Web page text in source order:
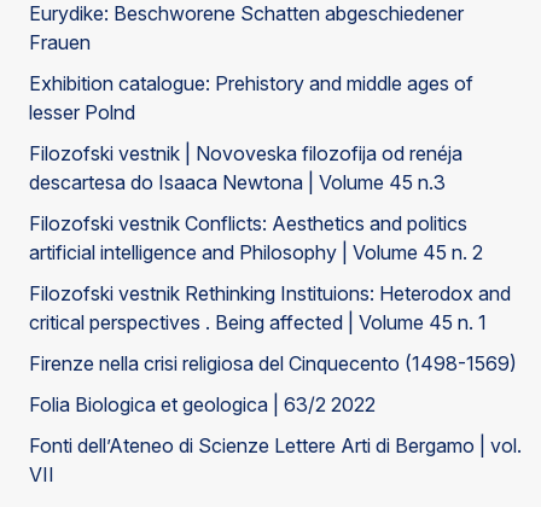
Eurydike: Beschworene Schatten abgeschiedener
Frauen
Exhibition catalogue: Prehistory and middle ages of
lesser Polnd
Filozofski vestnik | Novoveska filozofija od renéja
descartesa do Isaaca Newtona | Volume 45 n.3
Filozofski vestnik Conflicts: Aesthetics and politics
artificial intelligence and Philosophy | Volume 45 n. 2
Filozofski vestnik Rethinking Instituions: Heterodox and
critical perspectives . Being affected | Volume 45 n. 1
Firenze nella crisi religiosa del Cinquecento (1498-1569)
Folia Biologica et geologica | 63/2 2022
Fonti dell’Ateneo di Scienze Lettere Arti di Bergamo | vol.
VII